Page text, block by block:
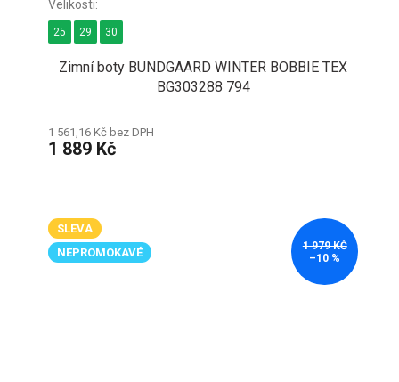
Zimní boty BUNDGAARD WINTER BOBBIE TEX
BG303288 794
1 561,16 Kč bez DPH
1 889 Kč
25 29 30
SLEVA
NEPROMOKAVÉ
1 979 KČ
–10 %